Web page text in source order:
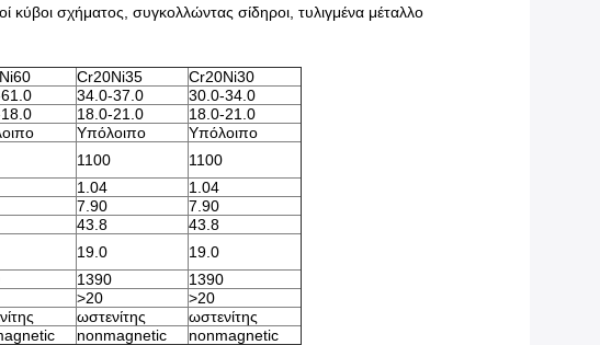
κύβοι σχήματος, συγκολλώντας σίδηροι, τυλιγμένα μέταλλο
Cr20Ni35 Cr20Ni30
34.0-37.0
30.0-34.0
18.0-21.0
18.0-21.0
Υπόλοιπο
Υπόλοιπο
1100
1100
1.04
1.04
7.90
7.90
43.8
43.8
19.0
19.0
1390
1390
>20 >20
ωστενίτης
ωστενίτης
nonmagnetic
nonmagnetic